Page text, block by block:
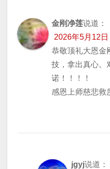
金刚净莲说道：
2026年5月12
恭敬顶礼大恩金
技，拿出真心。
诺！！！！
感恩上师慈悲救
jgyj说道：